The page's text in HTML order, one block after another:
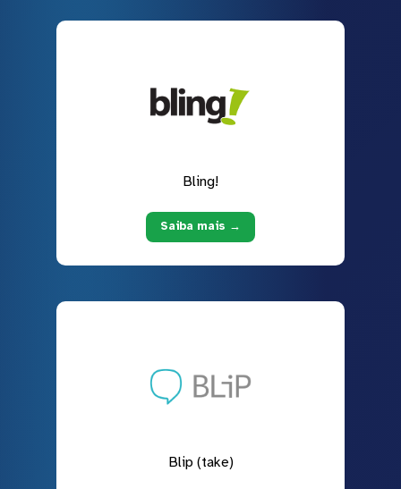
Bling!
Saiba mais →
Blip (take)